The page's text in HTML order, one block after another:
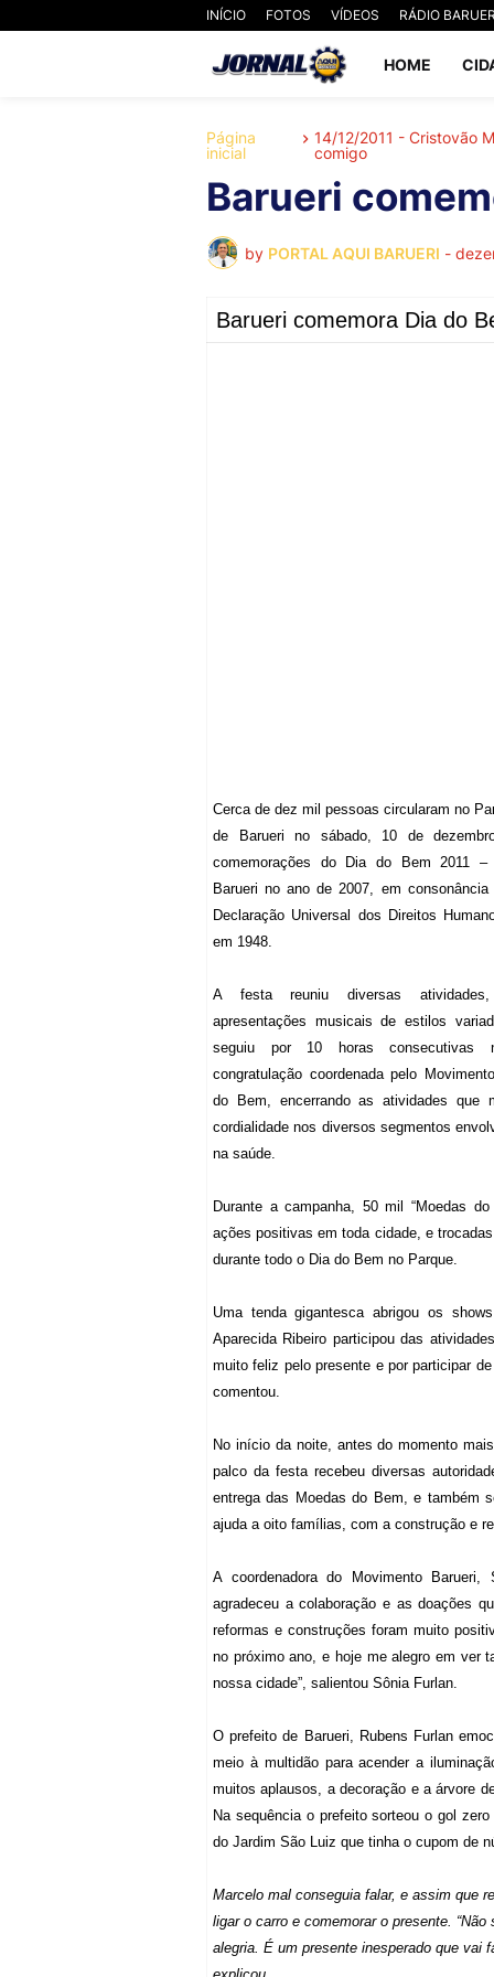
INÍCIO FOTOS VÍDEOS RÁDIO
HOME
Página
inicial
14/12/2011 - Cristovão
comigo
Barueri
by PORTAL AQUI BARUERI -
Barueri comemora Dia do
Cerca de dez mil pessoas circularam no
de Barueri no sábado, 10 de
comemorações do Dia do Bem 2011 –
Barueri no ano de 2007, em
Declaração Universal dos Direitos
em 1948.
A festa reuniu diversas
apresentações musicais de estilos
seguiu por 10 horas consecutivas
congratulação coordenada pelo
do Bem, encerrando as atividades que
cordialidade nos diversos segmentos
na saúde.
Durante a campanha, 50 mil “Moedas
ações positivas em toda cidade, e
durante todo o Dia do Bem no Parque.
Uma tenda gigantesca abrigou os
Aparecida Ribeiro participou das
muito feliz pelo presente e por participar
comentou.
No início da noite, antes do momento
palco da festa recebeu diversas
entrega das Moedas do Bem, e também
ajuda a oito famílias, com a construção e
A coordenadora do Movimento
agradeceu a colaboração e as doações
reformas e construções foram muito
no próximo ano, e hoje me alegro em ver
nossa cidade”, salientou Sônia Furlan.
O prefeito de Barueri, Rubens Furlan
meio à multidão para acender a
muitos aplausos, a decoração e a árvore
Na sequência o prefeito sorteou o gol
do Jardim São Luiz que tinha o cupom de
Marcelo mal conseguia falar, e assim que
ligar o carro e comemorar o presente.
alegria. É um presente inesperado que vai